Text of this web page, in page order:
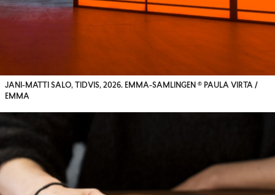
JANI-MATTI SALO, TIDVIS, 2026. EMMA-SAMLINGEN © PAULA VIRTA /
EMMA